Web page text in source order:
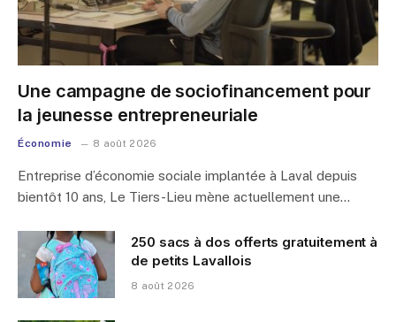
Une campagne de sociofinancement pour
la jeunesse entrepreneuriale
Économie 8 août 2026
Entreprise d’économie sociale implantée à Laval depuis
bientôt 10 ans, Le Tiers-Lieu mène actuellement une…
250 sacs à dos offerts gratuitement à
de petits Lavallois
8 août 2026